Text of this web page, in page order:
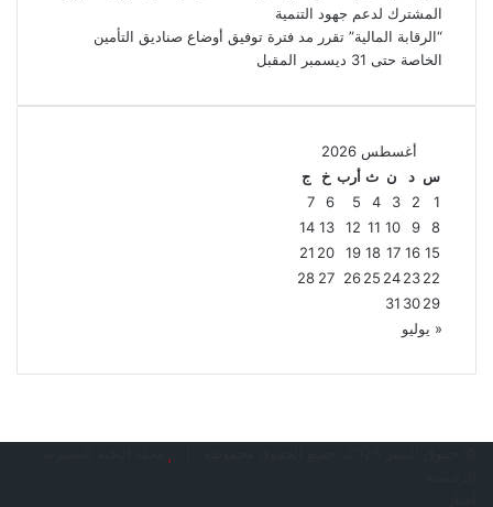
المشترك لدعم جهود التنمية
“الرقابة المالية” تقرر مد فترة توفيق أوضاع صناديق التأمين
الخاصة حتى 31 ديسمبر المقبل
أغسطس 2026
س د ن ث أرب خ
ج
1
2
3
4
5
6
7
8
9
10
11
12
13
14
15
16
17
18
19
20
21
22
23
24
25
26
27
28
29
30
31
« يوليو